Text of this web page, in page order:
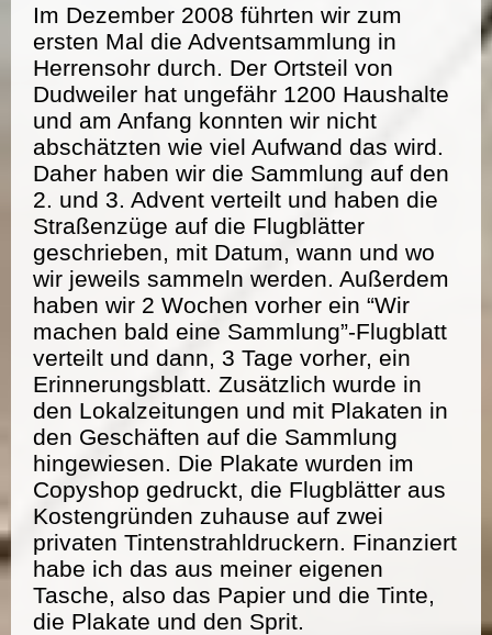
Im Dezember 2008 führten wir zum
ersten Mal die Adventsammlung in
Herrensohr durch. Der Ortsteil von
Dudweiler hat ungefähr 1200 Haushalte
und am Anfang konnten wir nicht
abschätzten wie viel Aufwand das wird.
Daher haben wir die Sammlung auf den
2. und 3. Advent verteilt und haben die
Straßenzüge auf die Flugblätter
geschrieben, mit Datum, wann und wo
wir jeweils sammeln werden. Außerdem
haben wir 2 Wochen vorher ein “Wir
machen bald eine Sammlung”-Flugblatt
verteilt und dann, 3 Tage vorher, ein
Erinnerungsblatt. Zusätzlich wurde in
den Lokalzeitungen und mit Plakaten in
den Geschäften auf die Sammlung
hingewiesen. Die Plakate wurden im
Copyshop gedruckt, die Flugblätter aus
Kostengründen zuhause auf zwei
privaten Tintenstrahldruckern. Finanziert
habe ich das aus meiner eigenen
Tasche, also das Papier und die Tinte,
die Plakate und den Sprit.